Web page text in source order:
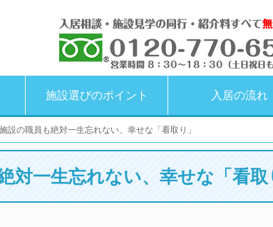
施設選びのポイント 入居の流れ
施設の職員も絶対一生忘れない、幸せな「看取り」
対一生忘れない、幸せな「看取